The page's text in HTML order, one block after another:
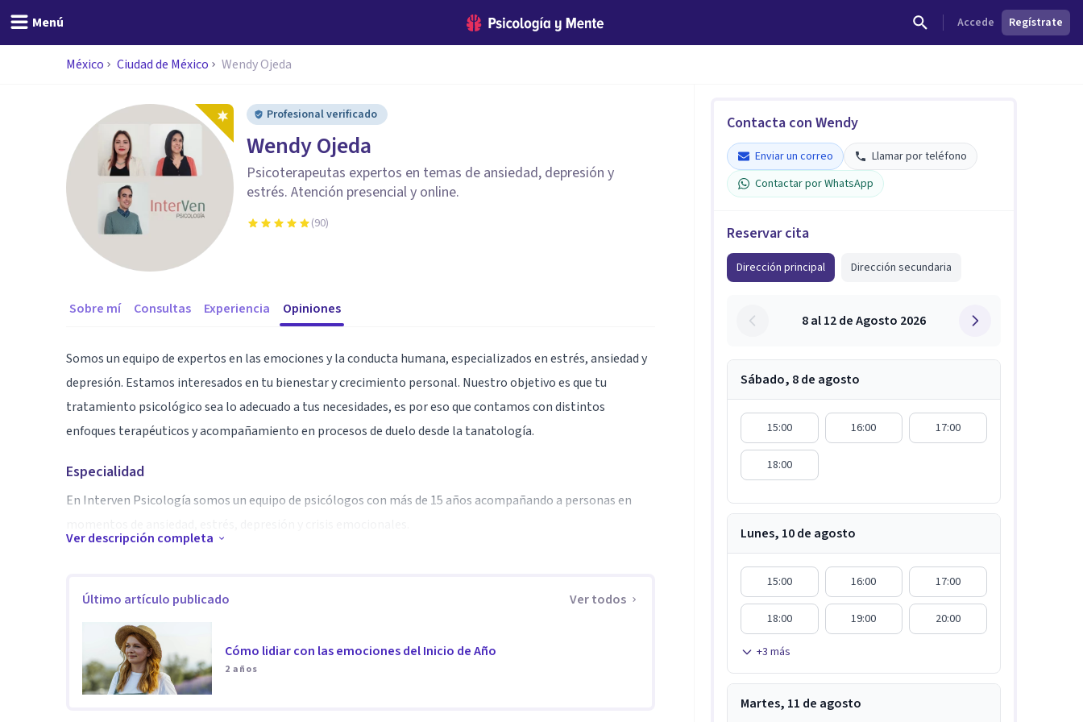
Menú Accede Regístrate
México Ciudad de México Wendy Ojeda
Profesional verificado
Wendy Ojeda
Psicoterapeutas expertos en temas de ansiedad, depresión y
estrés. Atención presencial y online.
(90)
Sobre mí Consultas Experiencia Opiniones
Somos un equipo de expertos en las emociones y la conducta humana, especializados en estrés, ansiedad y
depresión. Estamos interesados en tu bienestar y crecimiento personal. Nuestro objetivo es que tu
tratamiento psicológico sea lo adecuado a tus necesidades, es por eso que contamos con distintos
enfoques terapéuticos y acompañamiento en procesos de duelo desde la tanatología.
Especialidad
En Interven Psicología somos un equipo de psicólogos con más de 15 años acompañando a personas en
emociones, dependencia emocional, crisis personales, ataques de pánico, nos adaptámos a cada proceso.
Atendemos a adolescentes, adultos y parejas y ofrecemos orientación a padres de familia.
Buscamos que encuentres un espacio de escucha profesional, cercano e inclusivo, donde puedas sentirte en
Ver descripción completa
Último artículo publicado Ver todos
Cómo lidiar con las emociones del Inicio de Año
2 años
Contacta con Wendy
Enviar un correo
Llamar por teléfono
Contactar por WhatsApp
Reservar cita
Dirección principal Dirección secundaria
8 al 12 de Agosto 2026
Sábado, 8 de agosto
15:00 16:00 17:00
18:00
Lunes, 10 de agosto
15:00 16:00 17:00
18:00 19:00 20:00
+3 más
Martes, 11 de agosto